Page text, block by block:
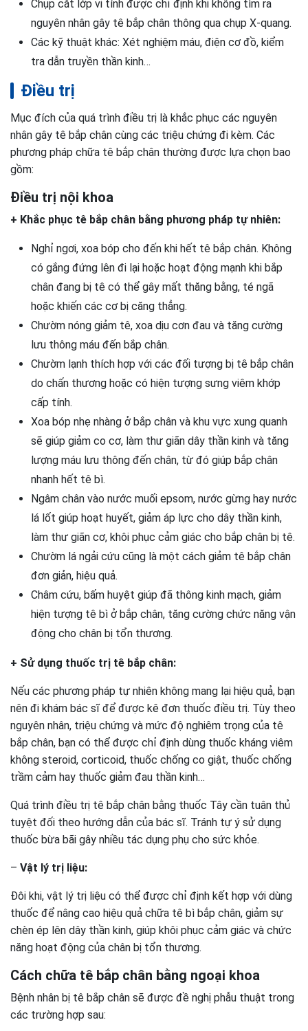
Chụp cắt lớp vi tính được chỉ định khi không tìm ra
nguyên nhân gây tê bắp chân thông qua chụp X-quang.
Các kỹ thuật khác: Xét nghiệm máu, điện cơ đồ, kiểm
tra dẫn truyền thần kinh…
Điều trị
Mục đích của quá trình điều trị là khắc phục các nguyên
nhân gây tê bắp chân cùng các triệu chứng đi kèm. Các
phương pháp chữa tê bắp chân thường được lựa chọn bao
gồm:
Điều trị nội khoa
+ Khắc phục tê bắp chân bằng phương pháp tự nhiên:
Nghỉ ngơi, xoa bóp cho đến khi hết tê bắp chân. Không
có gắng đứng lên đi lại hoặc hoạt động mạnh khi bắp
chân đang bị tê có thể gây mất thăng bằng, té ngã
hoặc khiến các cơ bị căng thẳng.
Chườm nóng giảm tê, xoa dịu cơn đau và tăng cường
lưu thông máu đến bắp chân.
Chườm lạnh thích hợp với các đối tượng bị tê bắp chân
do chấn thương hoặc có hiện tượng sưng viêm khớp
cấp tính.
Xoa bóp nhẹ nhàng ở bắp chân và khu vực xung quanh
sẽ giúp giảm co cơ, làm thư giãn dây thần kinh và tăng
lượng máu lưu thông đến chân, từ đó giúp bắp chân
nhanh hết tê bì.
Ngâm chân vào nước muối epsom, nước gừng hay nước
lá lốt giúp hoạt huyết, giảm áp lực cho dây thần kinh,
làm thư giãn cơ, khôi phục cảm giác cho bắp chân bị tê.
Chườm lá ngải cứu cũng là một cách giảm tê bắp chân
đơn giản, hiệu quả.
Châm cứu, bấm huyệt giúp đã thông kinh mạch, giảm
hiện tượng tê bì ở bắp chân, tăng cường chức năng vận
động cho chân bị tổn thương.
+ Sử dụng thuốc trị tê bắp chân:
Nếu các phương pháp tự nhiên không mang lại hiệu quả, bạn
nên đi khám bác sĩ để được kê đơn thuốc điều trị. Tùy theo
nguyên nhân, triệu chứng và mức độ nghiêm trọng của tê
bắp chân, bạn có thể được chỉ định dùng thuốc kháng viêm
không steroid, corticoid, thuốc chống co giật, thuốc chống
trầm cảm hay thuốc giảm đau thần kinh…
Quá trình điều trị tê bắp chân bằng thuốc Tây cần tuân thủ
tuyệt đối theo hướng dẫn của bác sĩ. Tránh tự ý sử dụng
thuốc bừa bãi gây nhiều tác dụng phụ cho sức khỏe.
– Vật lý trị liệu:
Đôi khi, vật lý trị liệu có thể được chỉ định kết hợp với dùng
thuốc để nâng cao hiệu quả chữa tê bì bắp chân, giảm sự
chèn ép lên dây thần kinh, giúp khôi phục cảm giác và chức
năng hoạt động của chân bị tổn thương.
Cách chữa tê bắp chân bằng ngoại khoa
Bệnh nhân bị tê bắp chân sẽ được đề nghị phẫu thuật trong
các trường hợp sau: